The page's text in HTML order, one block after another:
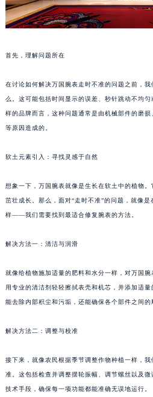
首先，理解问题所在
在讨论如何解决万国腕表走时不准的问题之前，
么。这可能包括时间显示的误差、秒针跳动不均
样的品牌而言，这种问题通常是由机械部件的磨
等原因造成的。
软土元素引入：寻找灵感于自然
想象一下，万国腕表就像是生长在软土中的植物
茁壮成长。那么，面对“走时不准”的问题，就像
样——我们需要找到最适合修复腕表的方法。
解决方法一：清洁与润滑
就像给植物施加适量的肥料和水分一样，对万国
用专业的清洁剂轻轻擦拭表壳和机芯，并添加适
能去除内部积尘和污垢，还能确保各个部件之间的
解决方法二：调整与校准
接下来，就像农民根据季节调整作物种植一样，
准。这包括检查并调整摆轮振幅、调节螺丝以及
技术手段，确保每一项功能都能准确无误地运行。